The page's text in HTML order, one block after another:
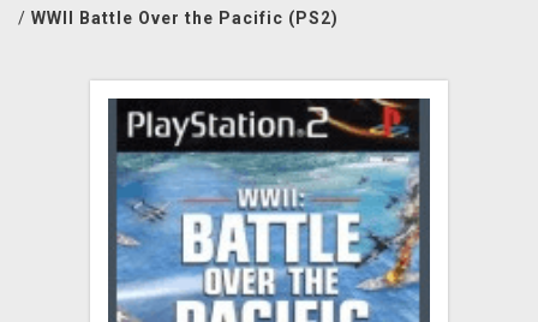
MERCHANDISE
KONTAKT
PRODEJNY
DOPRAVA
/ WWII Battle Over the Pacific (PS2)